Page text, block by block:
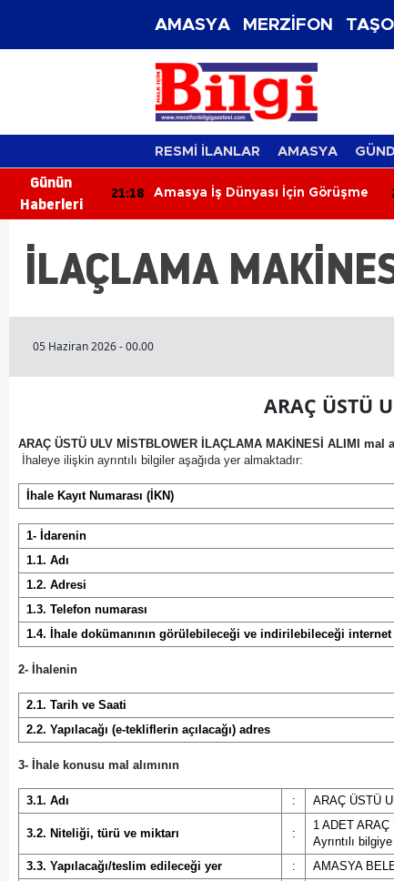
AMASYA MERZİFON
RESMİ İLANLAR AMASYA
Günün
Haberleri
21:18 Amasya İş Dünyası İçin Görüşme
İLAÇLAMA
05 Haziran 2026 - 00.00
ARAÇ ÜSTÜ
ARAÇ ÜSTÜ ULV MİSTBLOWER İLAÇLAMA MAKİNESİ ALIMI mal
İhaleye ilişkin ayrıntılı bilgiler aşağıda yer almaktadır:
İhale Kayıt Numarası (İKN)
1- İdarenin
1.1. Adı
1.2. Adresi
1.3. Telefon numarası
1.4. İhale dokümanının görülebileceği ve indirilebileceği internet
2- İhalenin
2.1. Tarih ve Saati
2.2. Yapılacağı (e-tekliflerin açılacağı) adres
3- İhale konusu mal alımının
3.1. Adı : ARAÇ ÜSTÜ
3.2. Niteliği, türü ve miktarı :
1 ADET
Ayrıntılı
3.3. Yapılacağı/teslim edileceği yer
:
AMASYA